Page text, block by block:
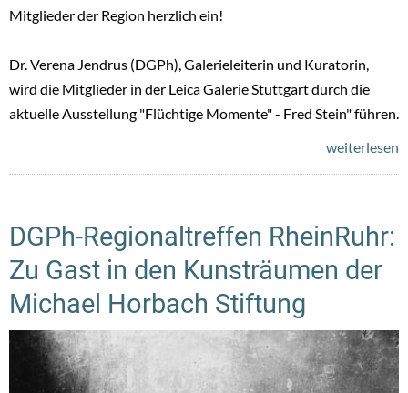
Mitglieder der Region herzlich ein!
Dr. Verena Jendrus (DGPh), Galerieleiterin und Kuratorin,
wird die Mitglieder in der Leica Galerie Stuttgart durch die
aktuelle Ausstellung "Flüchtige Momente" - Fred Stein" führen.
weiterlesen
DGPh-Regionaltreffen RheinRuhr:
Zu Gast in den Kunsträumen der
Michael Horbach Stiftung